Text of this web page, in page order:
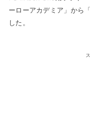
ーローアカデミア」から
した。